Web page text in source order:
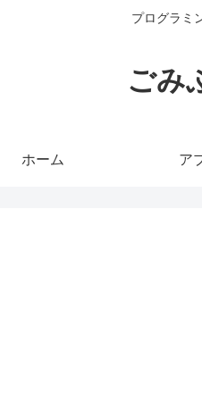
プログラミ
ごみ
ホーム ア